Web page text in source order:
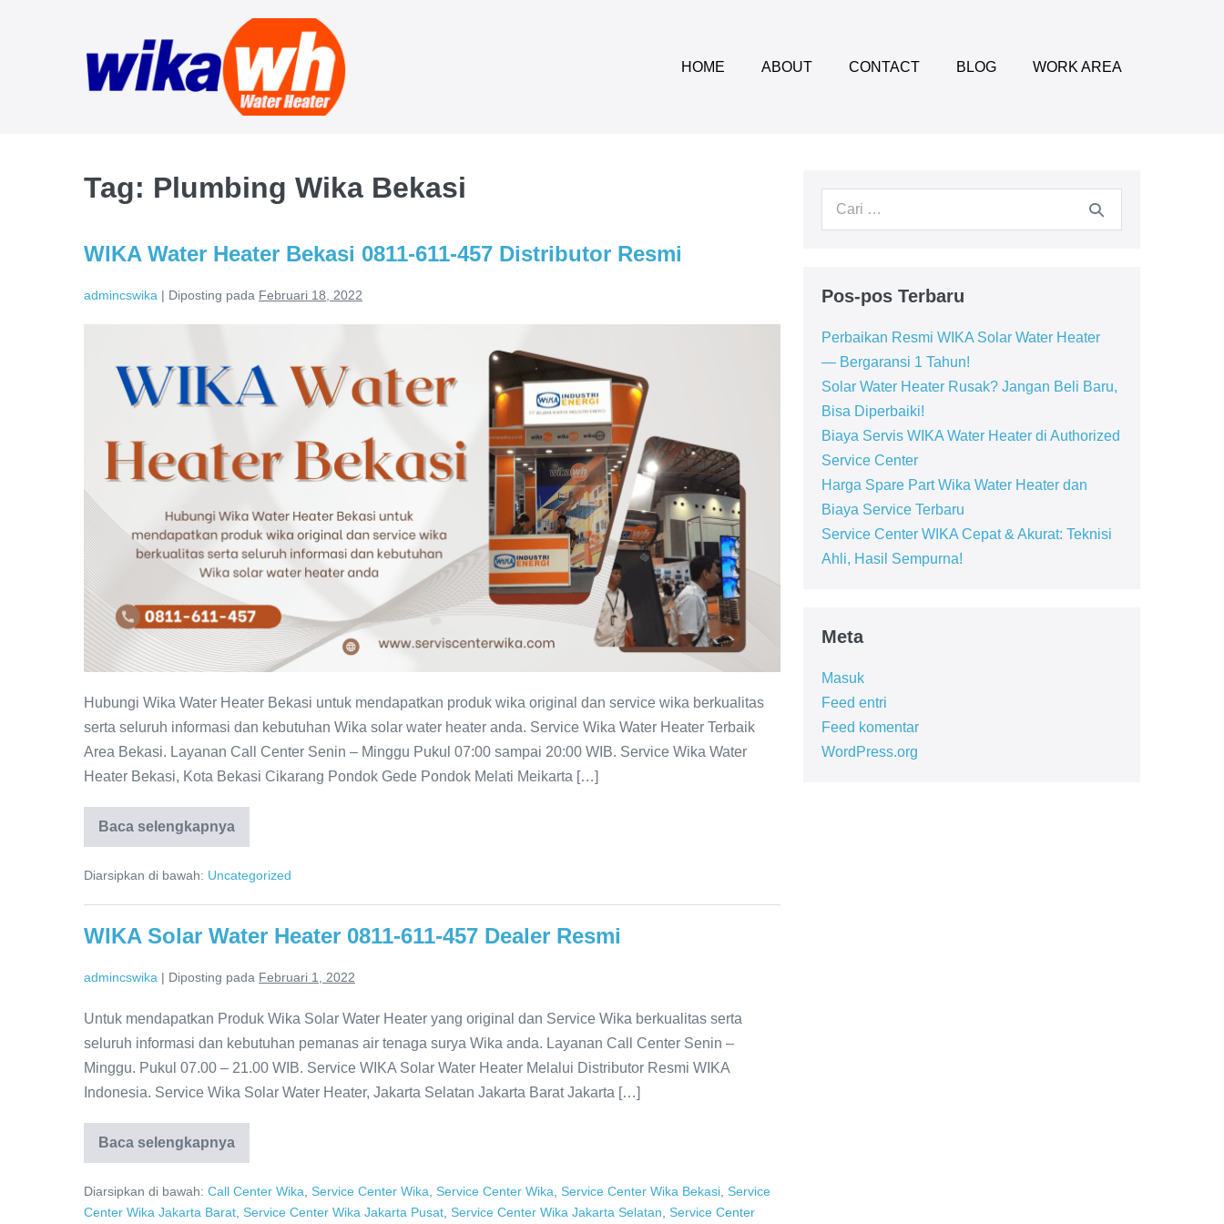
HOME ABOUT CONTACT BLOG WORK AREA
Tag: Plumbing Wika Bekasi
WIKA Water Heater Bekasi 0811-611-457 Distributor Resmi
admincswika | Diposting pada Februari 18, 2022
Heater
457
Distributor
Resmi
Hubungi Wika Water Heater Bekasi untuk mendapatkan produk wika original dan service wika berkualitas
serta seluruh informasi dan kebutuhan Wika solar water heater anda. Service Wika Water Heater Terbaik
Area Bekasi. Layanan Call Center Senin – Minggu Pukul 07:00 sampai 20:00 WIB. Service Wika Water
Heater Bekasi, Kota Bekasi Cikarang Pondok Gede Pondok Melati Meikarta […]
Baca selengkapnya
WIKA
Water
Bekasi
611-
Distributor
Diarsipkan di bawah: Uncategorized
WIKA Solar Water Heater 0811-611-457 Dealer Resmi
admincswika | Diposting pada Februari 1, 2022
Untuk mendapatkan Produk Wika Solar Water Heater yang original dan Service Wika berkualitas serta
seluruh informasi dan kebutuhan pemanas air tenaga surya Wika anda. Layanan Call Center Senin –
Minggu. Pukul 07.00 – 21.00 WIB. Service WIKA Solar Water Heater Melalui Distributor Resmi WIKA
Indonesia. Service Wika Solar Water Heater, Jakarta Selatan Jakarta Barat Jakarta […]
Baca selengkapnya
WIKA
Solar
Heater
0811-
Diarsipkan di bawah: Call Center Wika, Service Center Wika, Service Center Wika, Service Center Wika Bekasi, Service
Center Wika Jakarta Barat, Service Center Wika Jakarta Pusat, Service Center Wika Jakarta Selatan, Service Center
Pencarian
Pos-pos Terbaru
Perbaikan Resmi WIKA Solar Water Heater
— Bergaransi 1 Tahun!
Solar Water Heater Rusak? Jangan Beli Baru,
Bisa Diperbaiki!
Biaya Servis WIKA Water Heater di Authorized
Service Center
Harga Spare Part Wika Water Heater dan
Biaya Service Terbaru
Service Center WIKA Cepat & Akurat: Teknisi
Ahli, Hasil Sempurna!
Meta
Masuk
Feed entri
Feed komentar
WordPress.org